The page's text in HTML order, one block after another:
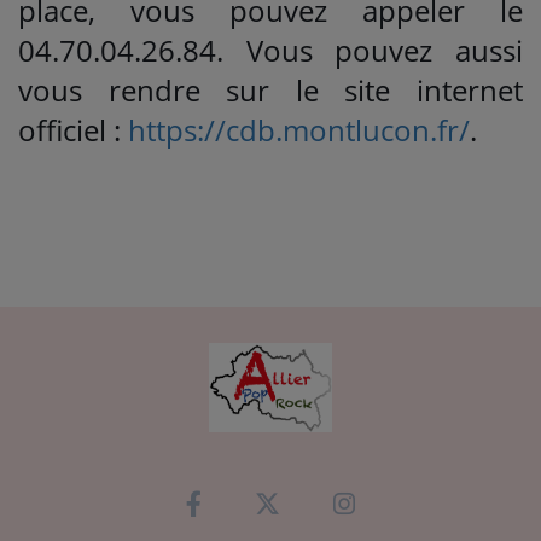
place, vous pouvez appeler le
04.70.04.26.84. Vous pouvez aussi
vous rendre sur le site internet
officiel : https://cdb.montlucon.fr/.